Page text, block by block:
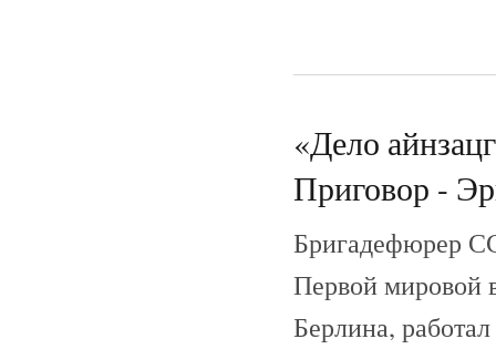
«Дело
Приговор -
Бригадефюрер
Первой мировой
Берлина,